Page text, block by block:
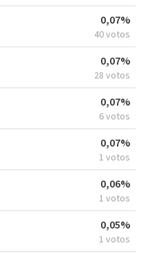
0,07%
40 votos
0,07%
28 votos
0,07%
6 votos
0,07%
1 votos
0,06%
1 votos
0,05%
1 votos